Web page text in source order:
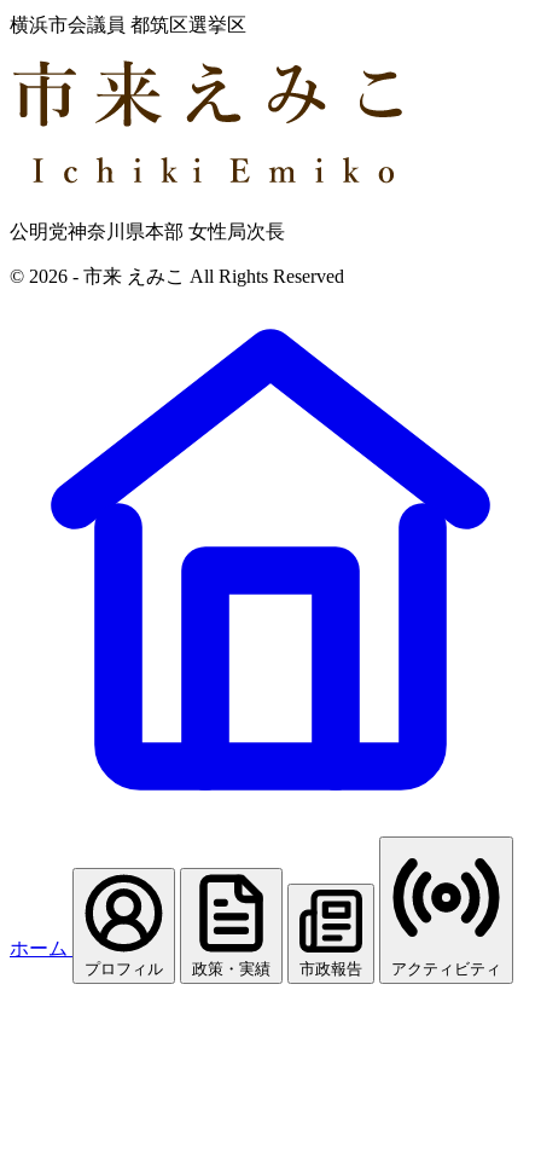
横浜市会議員 都筑区選挙区
公明党神奈川県本部 女性局次長
© 2026 - 市来 えみこ All Rights Reserved
ホーム
プロフィル 政策・実績 市政報告 アクティビティ